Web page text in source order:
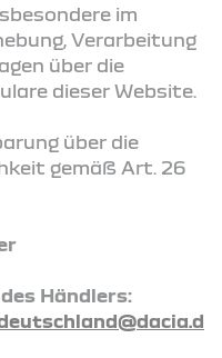
im
Verarbeitung
über die
dieser Website.
über die
gemäß Art. 26
Händlers: